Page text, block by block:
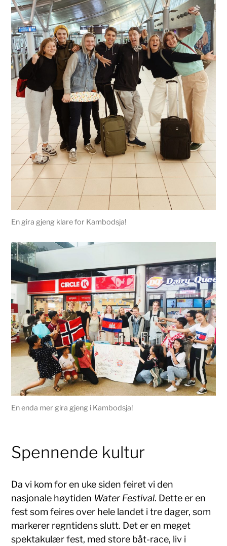
En gira gjeng klare for Kambodsja!
En enda mer gira gjeng i Kambodsja!
Spennende kultur
Da vi kom for en uke siden feiret vi den
nasjonale høytiden Water Festival. Dette er en
fest som feires over hele landet i tre dager, som
markerer regntidens slutt. Det er en meget
spektakulær fest, med store båt-race, liv i